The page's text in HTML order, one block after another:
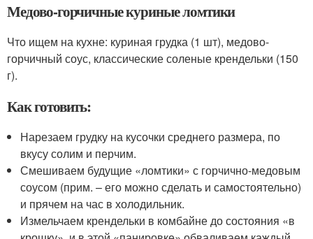
Медово-горчичные куриные ломтики
Что ищем на кухне: куриная грудка (1 шт), медово-
горчичный соус, классические соленые крендельки (150
г).
Как готовить:
Нарезаем грудку на кусочки среднего размера, по
вкусу солим и перчим.
Смешиваем будущие «ломтики» с горчично-медовым
соусом (прим. – его можно сделать и самостоятельно)
и прячем на час в холодильник.
Измельчаем крендельки в комбайне до состояния «в